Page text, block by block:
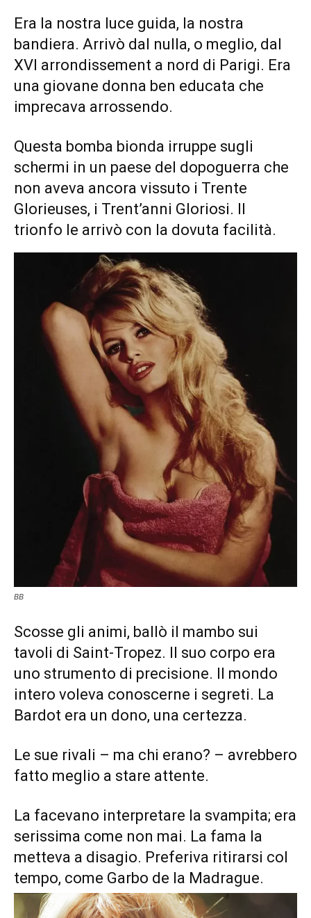
Era la nostra luce guida, la nostra
bandiera. Arrivò dal nulla, o meglio, dal
XVI arrondissement a nord di Parigi. Era
una giovane donna ben educata che
imprecava arrossendo.
Questa bomba bionda irruppe sugli
schermi in un paese del dopoguerra che
non aveva ancora vissuto i Trente
Glorieuses, i Trent’anni Gloriosi. Il
trionfo le arrivò con la dovuta facilità.
BB
Scosse gli animi, ballò il mambo sui
tavoli di Saint-Tropez. Il suo corpo era
uno strumento di precisione. Il mondo
intero voleva conoscerne i segreti. La
Bardot era un dono, una certezza.
Le sue rivali – ma chi erano? – avrebbero
fatto meglio a stare attente.
La facevano interpretare la svampita; era
serissima come non mai. La fama la
metteva a disagio. Preferiva ritirarsi col
tempo, come Garbo de la Madrague.